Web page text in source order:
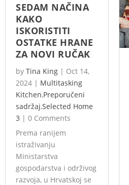
SEDAM NAČINA
KAKO
ISKORISTITI
OSTATKE HRANE
ZA NOVI RUČAK
by Tina King | Oct 14,
2024 | Multitasking
Kitchen,Preporučeni
sadržaj,Selected Home
3 | 0 Comments
Prema ranijem
istraživanju
Ministarstva
gospodarstva i održivog
razvoja, u Hrvatskoj se